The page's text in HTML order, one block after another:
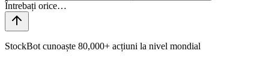
StockBot cunoaște 80,000+ acțiuni la nivel mondial